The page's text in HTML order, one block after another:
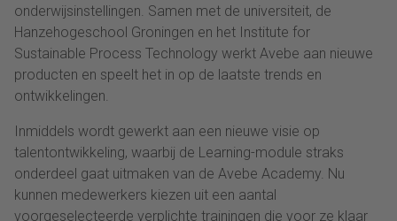
onderwijsinstellingen. Samen met de universiteit, de
Hanzehogeschool Groningen en het Institute for
Sustainable Process Technology werkt Avebe aan nieuwe
producten en speelt het in op de laatste trends en
ontwikkelingen.
Inmiddels wordt gewerkt aan een nieuwe visie op
talentontwikkeling, waarbij de Learning-module straks
onderdeel gaat uitmaken van de Avebe Academy. Nu
kunnen medewerkers kiezen uit een aantal
voorgeselecteerde verplichte trainingen die voor ze klaar